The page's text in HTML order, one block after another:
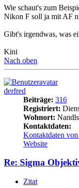
Wie schaut's zum
Nikon F soll ja mit AF
Gibt's irgendwas, was
Kini
Nach oben
derfred
Beiträge: 316
Registriert:
Wohnort:
Kontaktdaten:
Kontaktdaten
Website
Re: Sigma
Zitat